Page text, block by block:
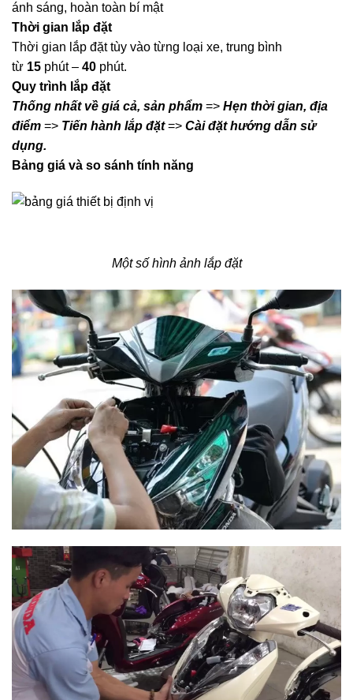
ánh sáng, hoàn toàn bí mật
Thời gian lắp đặt
Thời gian lắp đặt tùy vào từng loại xe, trung bình
từ 15 phút – 40 phút.
Quy trình lắp đặt
Thống nhất về giá cả, sản phẩm => Hẹn thời gian, địa
điểm => Tiến hành lắp đặt=> Cài đặt hướng dẫn sử
dụng.
Bảng giá và so sánh tính năng
Một số hình ảnh lắp đặt